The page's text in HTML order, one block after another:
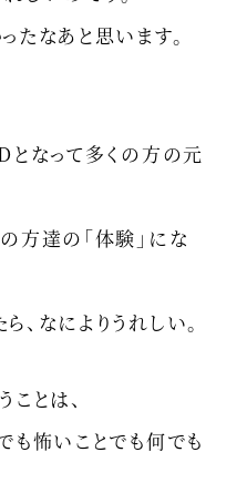
たなあと思います。
となって多くの方の元
方達の「体験」にな
、なによりうれしい。
とは、
も怖いことでも何でも